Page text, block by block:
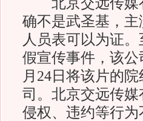
确不是武圣基，
人员表可以为证
假宣传事件，该
月24日将该片的
司。北京交远传
侵权、违约等行